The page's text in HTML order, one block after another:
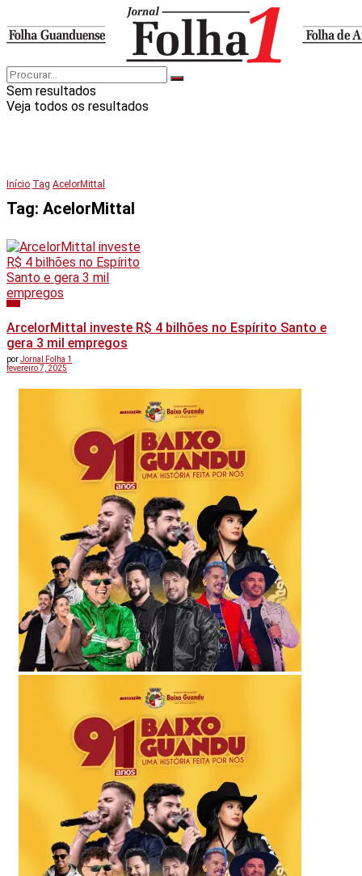
Sem resultados
Veja todos os resultados
Início Tag AcelorMittal
Tag: AcelorMittal
ArcelorMittal investe R$ 4 bilhões no Espírito Santo e
gera 3 mil empregos
porJornal Folha 1
fevereiro 7, 2025